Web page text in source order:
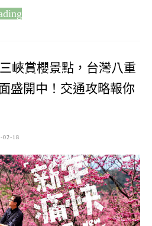
峽賞櫻景點，台灣八重
盛開中！交通攻略報你
02-18